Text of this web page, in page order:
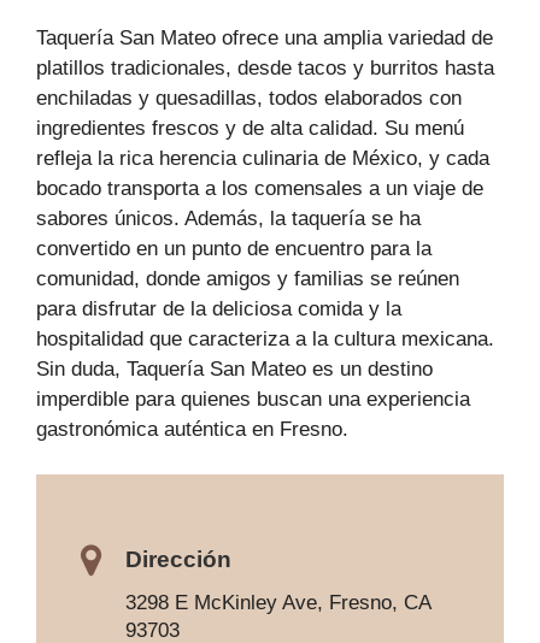
Taquería San Mateo ofrece una amplia variedad de
platillos tradicionales, desde tacos y burritos hasta
enchiladas y quesadillas, todos elaborados con
ingredientes frescos y de alta calidad. Su menú
refleja la rica herencia culinaria de México, y cada
bocado transporta a los comensales a un viaje de
sabores únicos. Además, la taquería se ha
convertido en un punto de encuentro para la
comunidad, donde amigos y familias se reúnen
para disfrutar de la deliciosa comida y la
hospitalidad que caracteriza a la cultura mexicana.
Sin duda, Taquería San Mateo es un destino
imperdible para quienes buscan una experiencia
gastronómica auténtica en Fresno.
Dirección
3298 E McKinley Ave, Fresno, CA
93703